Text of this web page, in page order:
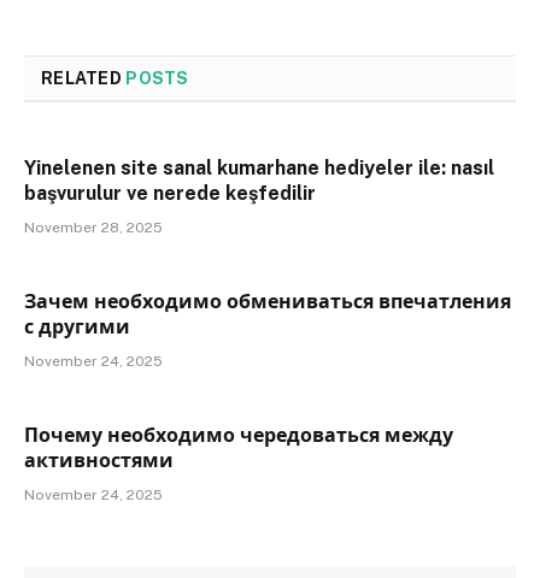
RELATED POSTS
Yinelenen site sanal kumarhane hediyeler ile: nasıl
başvurulur ve nerede keşfedilir
November 28, 2025
Зачем необходимо обмениваться впечатления
с другими
November 24, 2025
Почему необходимо чередоваться между
активностями
November 24, 2025